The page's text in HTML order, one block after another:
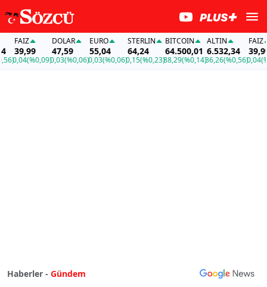
FAİZ
39,99
0,04(%0,09)
DOLAR
47,59
0,03(%0,06)
EURO
55,04
0,03(%0,06)
STERLIN
64,24
0,15(%0,23)
BITCOIN
64.500,01
88,29(%0,14)
ALTIN
6.532,34
36,26(%0,56)
FAİZ
39,99
0,04
Haberler - Gündem